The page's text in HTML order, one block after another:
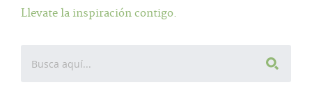
Llevate la inspiración contigo.